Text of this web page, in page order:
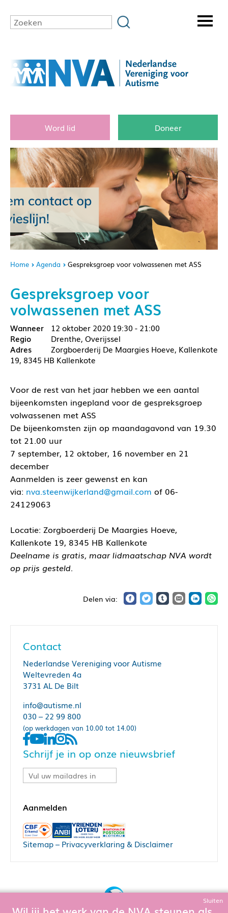
Word lid Doneer
Home Agenda Gespreksgroep voor volwassenen met ASS
Gespreksgroep voor
volwassenen met ASS
12 oktober 2020 19:30 - 21:00
Drenthe, Overijssel
Zorgboerderij De Maargies Hoeve, Kallenkote
19, 8345 HB Kallenkote
Voor de rest van het jaar hebben we een aantal
bijeenkomsten ingepland voor de gespreksgroep
volwassenen met ASS
De bijeenkomsten zijn op maandagavond van 19.30
tot 21.00 uur
7 september, 12 oktober, 16 november en 21
december
Aanmelden is zeer gewenst en kan
via: nva.steenwijkerland@gmail.com of 06-
24129063
Locatie: Zorgboerderij De Maargies Hoeve,
Kallenkote 19, 8345 HB Kallenkote
Deelname is gratis, maar lidmaatschap NVA wordt
op prijs gesteld.
Contact
Nederlandse Vereniging voor Autisme
Weltevreden 4a
3731 AL De Bilt
info@autisme.nl
030 – 22 99 800
(op werkdagen van 10.00 tot 14.00)
Schrijf je in op onze nieuwsbrief
Sitemap– Privacyverklaring & Disclaimer
Sluiten